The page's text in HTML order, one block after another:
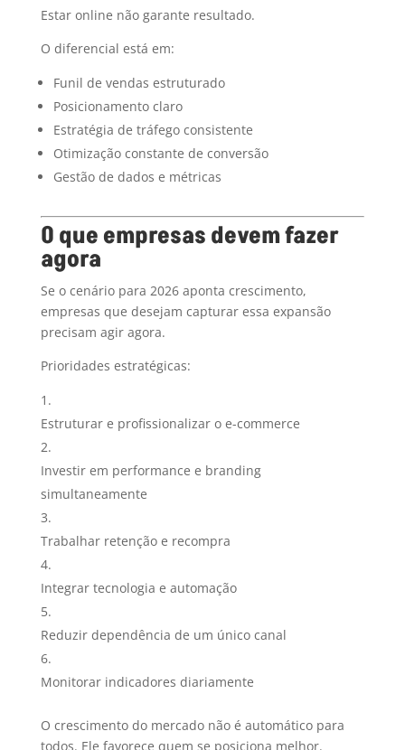
Estar online não garante resultado.
O diferencial está em:
Funil de vendas estruturado
Posicionamento claro
Estratégia de tráfego consistente
Otimização constante de conversão
Gestão de dados e métricas
O que empresas devem fazer
agora
Se o cenário para 2026 aponta crescimento,
empresas que desejam capturar essa expansão
precisam agir agora.
Prioridades estratégicas:
Estruturar e profissionalizar o e-commerce
Investir em performance e branding
simultaneamente
Trabalhar retenção e recompra
Integrar tecnologia e automação
Reduzir dependência de um único canal
Monitorar indicadores diariamente
O crescimento do mercado não é automático para
todos. Ele favorece quem se posiciona melhor.